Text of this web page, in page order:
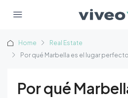
Home
Real Estate
Por qué Marbella es el lugar
Por qué